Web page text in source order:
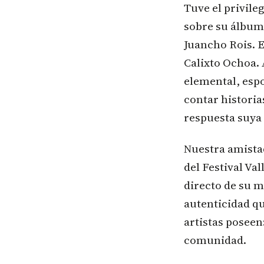
Tuve el
sobre su
Juancho Rois.
Calixto
elemental,
contar
respuesta
Nuestra
del Festival
directo de su
autenticidad
artistas
comunidad.